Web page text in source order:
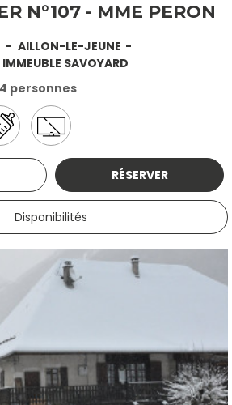
N°107 - MME PERON
AILLON-LE-JEUNE
SAVOYARD
4 personnes
RÉSERVER
Disponibilités